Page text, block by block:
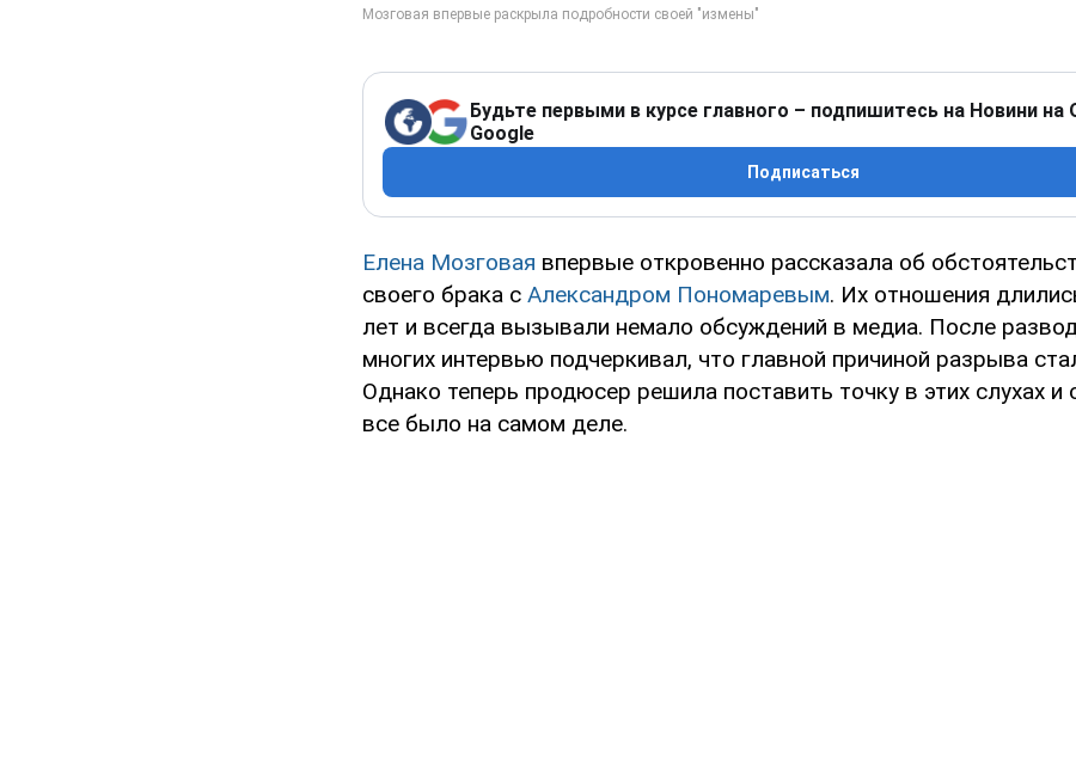
Будьте первыми в курсе главного – подпишитесь на Новини на
Google
Подписаться
Елена Мозговая впервые откровенно рассказала об
своего брака с Александром Пономаревым. Их отношения
лет и всегда вызывали немало обсуждений в медиа. После
многих интервью подчеркивал, что главной причиной разрыва
Однако теперь продюсер решила поставить точку в этих слухах и
все было на самом деле.